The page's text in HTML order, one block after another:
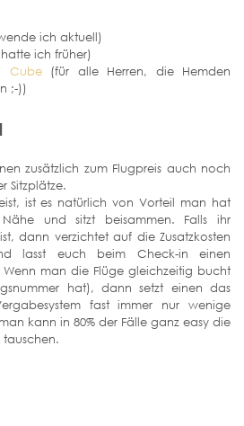
ich aktuell)
ich früher)
Cube(für alle Herren, die Hemden
;-))
zusätzlich zum Flugpreis auch noch
Sitzplätze.
ist es natürlich von Vorteil man hat
und sitzt beisammen. Falls ihr
dann verzichtet auf die Zusatzkosten
lasst euch beim Check-in einen
man die Flüge gleichzeitig bucht
hat), dann setzt einen das
fast immer nur wenige
kann in 80% der Fälle ganz easy die
tauschen.